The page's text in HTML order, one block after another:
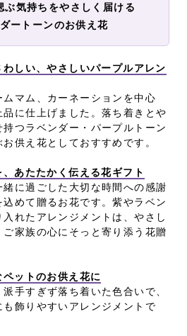
ぶ気持ちをやさしく届ける
ートーンのお供え花
しい、やさしいパープルアレン
マム、カーネーションを中心
に仕上げました。落ち着きとや
つラベンダー・パープルトーン
供え花としておすすめです。
あたたかく伝える花ギフト
に過ごした大切な時間への感謝
めて贈るお花です。紫やラベン
れたアレンジメントは、やさし
ご家族の心にそっと寄り添う花贈
ットのお供え花に
派手すぎず落ち着いた色合いで、
も飾りやすいアレンジメントで